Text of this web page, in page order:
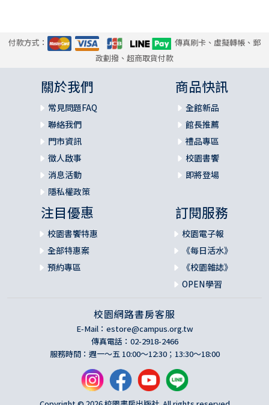
付款方式：
傳真刷卡、虛擬轉帳、郵
政劃撥、超商取貨付款
關於我們
常見問題FAQ
聯絡我們
門市資訊
徵人啟事
消息活動
隱私權政策
商品快訊
全館新品
館長推薦
禮品專區
校園書饗
即將登場
注目優惠
校園書饗特惠
全部特惠案
預約專區
訂閱服務
校園電子報
《每日活水》
《校園雜誌》
OPEN學習
校園網路書房客服
E-Mail： estore@campus.org.tw
傳真電話：02-2918-2466
服務時間：週一～五 10:00～12:30；13:30～18:00